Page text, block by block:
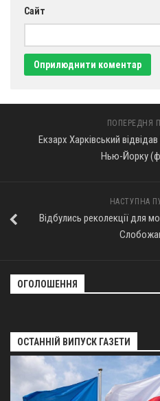
Сайт
ПОПЕРЕДНЯ
Екзарх Харківський
Нью-Йорку
НАСТУПНА
Відбулись реколекції для
ОГОЛОШЕННЯ
ОСТАННІЙ ВИПУСК ГАЗЕТИ